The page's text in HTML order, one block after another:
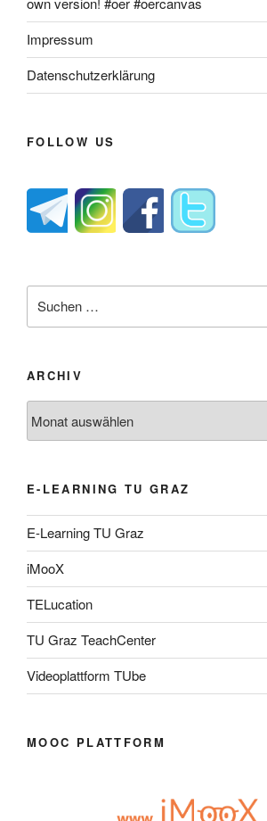
Impressum
Datenschutzerklärung
FOLLOW US
nach:
ARCHIV
E-LEARNING TU GRAZ
E-Learning TU Graz
iMooX
TELucation
TU Graz TeachCenter
Videoplattform TUbe
MOOC PLATTFORM